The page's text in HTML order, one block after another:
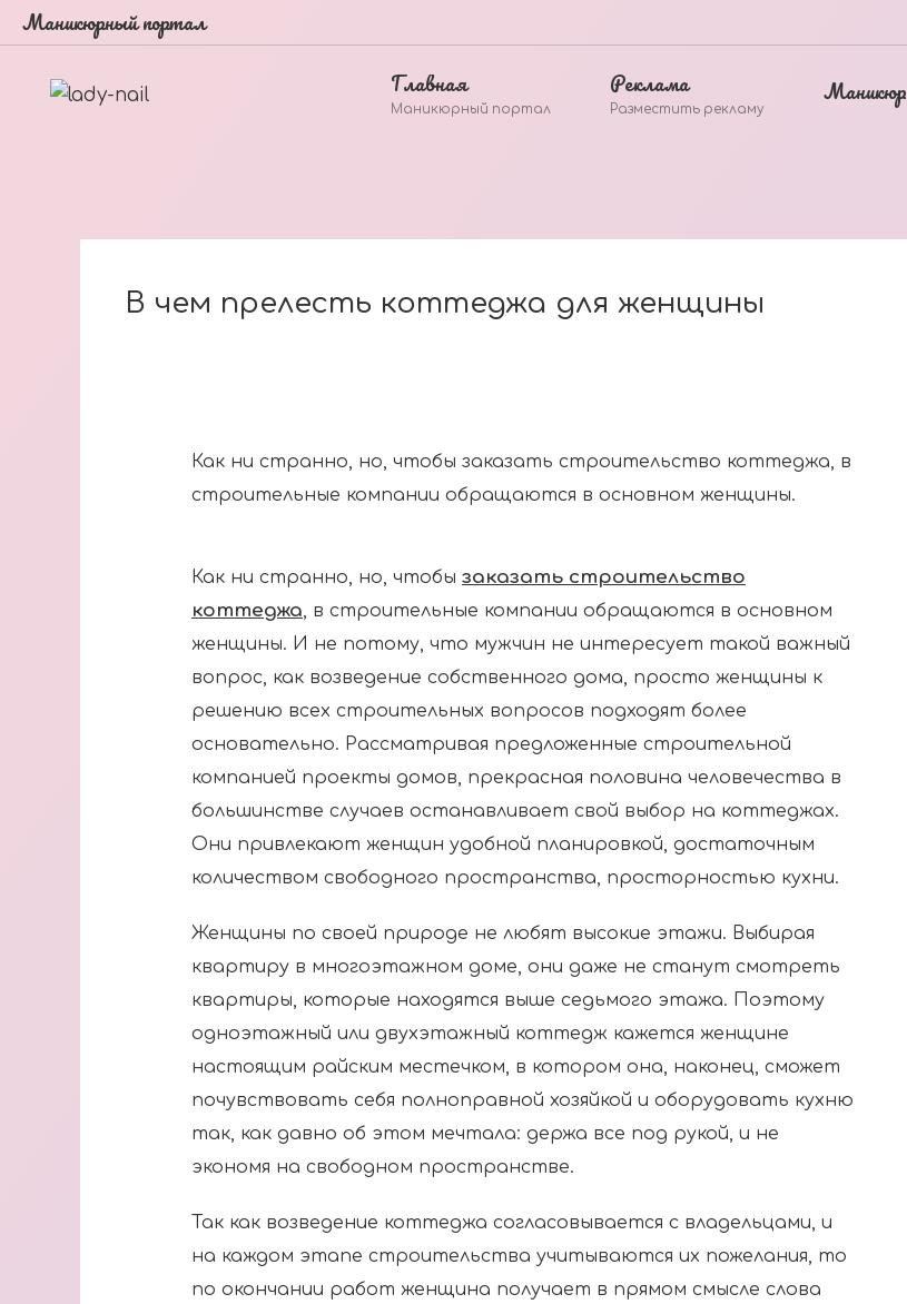
Маникюрный портал
Главная
Маникюрный портал
Реклама
Разместить рекламу
Маникюр
В чем прелесть коттеджа для женщины
Как ни странно, но, чтобы заказать строительство коттеджа, в
строительные компании обращаются в основном женщины.
Как ни странно, но, чтобы заказать строительство
коттеджа, в строительные компании обращаются в основном
женщины. И не потому, что мужчин не интересует такой важный
вопрос, как возведение собственного дома, просто женщины к
решению всех строительных вопросов подходят более
основательно. Рассматривая предложенные строительной
компанией проекты домов, прекрасная половина человечества в
большинстве случаев останавливает свой выбор на коттеджах.
Они привлекают женщин удобной планировкой, достаточным
количеством свободного пространства, просторностью кухни.
Женщины по своей природе не любят высокие этажи. Выбирая
квартиру в многоэтажном доме, они даже не станут смотреть
квартиры, которые находятся выше седьмого этажа. Поэтому
одноэтажный или двухэтажный коттедж кажется женщине
настоящим райским местечком, в котором она, наконец, сможет
почувствовать себя полноправной хозяйкой и оборудовать кухню
так, как давно об этом мечтала: держа все под рукой, и не
экономя на свободном пространстве.
Так как возведение коттеджа согласовывается с владельцами, и
на каждом этапе строительства учитываются их пожелания, то
по окончании работ женщина получает в прямом смысле слова